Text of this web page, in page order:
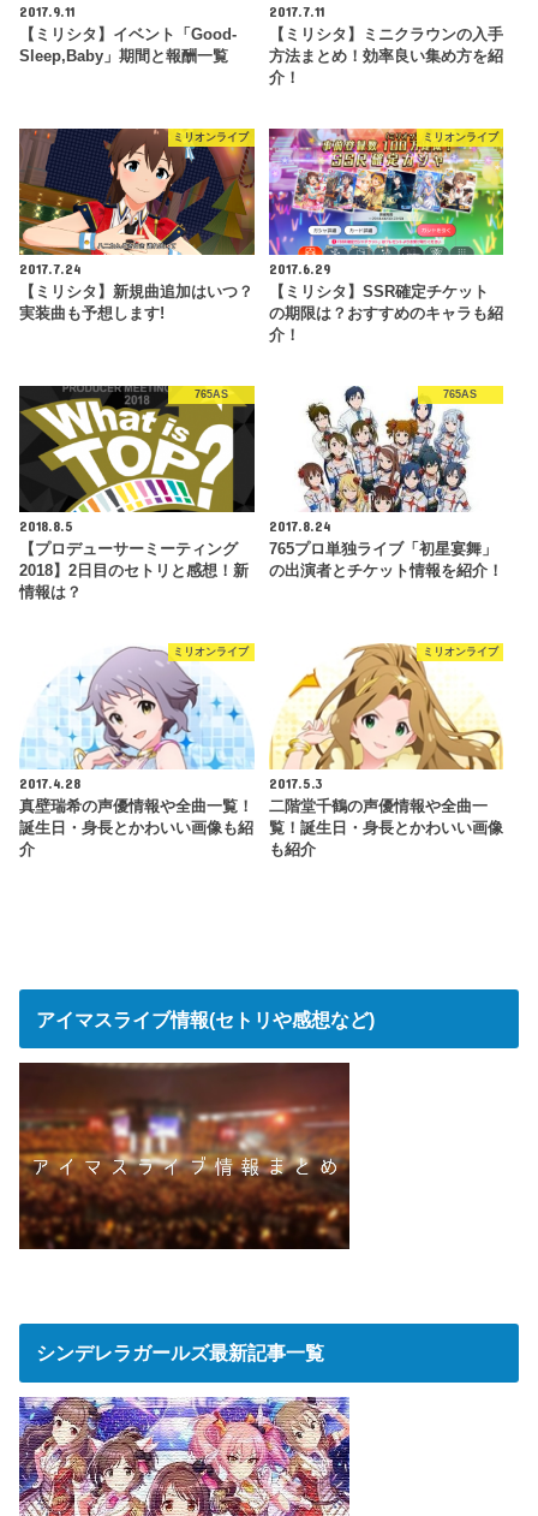
2017.9.11
【ミリシタ】イベント「Good-
Sleep,Baby」期間と報酬一覧
2017.7.11
【ミリシタ】ミニクラウンの入手
方法まとめ！効率良い集め方を紹
介！
ミリオンライブ
2017.7.24
【ミリシタ】新規曲追加はいつ？
実装曲も予想します!
ミリオンライブ
2017.6.29
【ミリシタ】SSR確定チケット
の期限は？おすすめのキャラも紹
介！
765AS
2018.8.5
【プロデューサーミーティング
2018】2日目のセトリと感想！新
情報は？
765AS
2017.8.24
765プロ単独ライブ「初星宴舞」
の出演者とチケット情報を紹介！
ミリオンライブ
2017.4.28
真壁瑞希の声優情報や全曲一覧！
誕生日・身長とかわいい画像も紹
介
ミリオンライブ
2017.5.3
二階堂千鶴の声優情報や全曲一
覧！誕生日・身長とかわいい画像
も紹介
アイマスライブ情報(セトリや感想など)
シンデレラガールズ最新記事一覧